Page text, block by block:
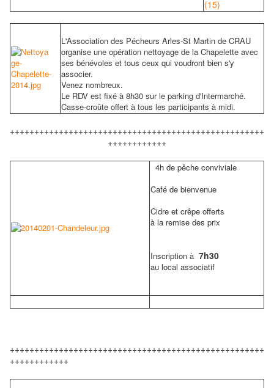
L'Association des Pécheurs Arles-St Martin de CRAU
organise une opération nettoyage de la Chapelette avec
ses bénévoles et tous ceux qui voudront bien s'y
associer.
Venez nombreux.
Le RDV est fixé à 8h30 sur le parking d'Intermarché.
Casse-croûte offert à tous les participants à midi.
++++++++++++++++++++++++++++++++++++++++++++++++++++
++++++++++++
4h de pêche conviviale
Café de bienvenue
Cidre et crêpe offerts
à la remise des prix
Inscription à 7h30
au local associatif
++++++++++++++++++++++++++++++++++++++++++++++++++++
++++++++++++